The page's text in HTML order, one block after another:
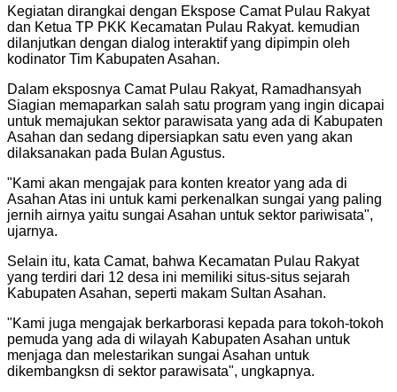
Kegiatan dirangkai dengan Ekspose Camat Pulau Rakyat
dan Ketua TP PKK Kecamatan Pulau Rakyat. kemudian
dilanjutkan dengan dialog interaktif yang dipimpin oleh
kodinator Tim Kabupaten Asahan.
Dalam eksposnya Camat Pulau Rakyat, Ramadhansyah
Siagian memaparkan salah satu program yang ingin dicapai
untuk memajukan sektor parawisata yang ada di Kabupaten
Asahan dan sedang dipersiapkan satu even yang akan
dilaksanakan pada Bulan Agustus.
"Kami akan mengajak para konten kreator yang ada di
Asahan Atas ini untuk kami perkenalkan sungai yang paling
jernih airnya yaitu sungai Asahan untuk sektor pariwisata",
ujarnya.
Selain itu, kata Camat, bahwa Kecamatan Pulau Rakyat
yang terdiri dari 12 desa ini memiliki situs-situs sejarah
Kabupaten Asahan, seperti makam Sultan Asahan.
"Kami juga mengajak berkarborasi kepada para tokoh-tokoh
pemuda yang ada di wilayah Kabupaten Asahan untuk
menjaga dan melestarikan sungai Asahan untuk
dikembangksn di sektor parawisata", ungkapnya.